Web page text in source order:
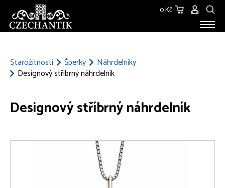
0 Kč
Starožitnosti Šperky
Náhrdelníky
Designový stříbrný náhrdelník
Designový stříbrný náhrdelník